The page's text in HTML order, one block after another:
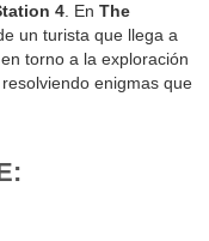
4. EnThe
un turista que llega a
torno a la exploración
enigmas que